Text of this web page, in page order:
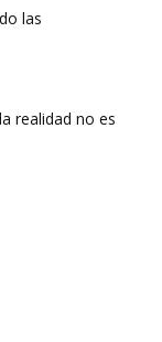
las
realidad no es